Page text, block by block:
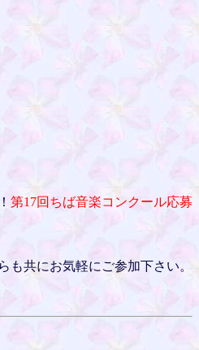
第17回ちば音楽コンクール応募
も共にお気軽にご参加下さい。